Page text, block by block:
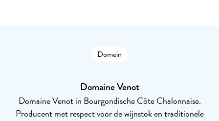
Domein
Domaine Venot
Domaine Venot in Bourgondische Côte Chalonnaise.
Producent met respect voor de wijnstok en traditionele